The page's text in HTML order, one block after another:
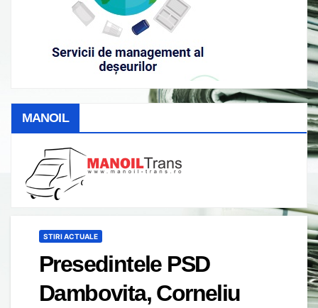
MANOIL
STIRI ACTUALE
Presedintele PSD
Dambovita, Corneliu